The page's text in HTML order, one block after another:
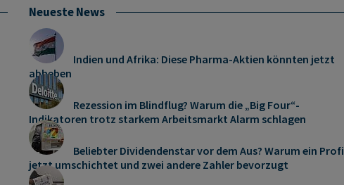
Neueste News
Indien und Afrika: Diese Pharma-Aktien könnten jetzt
abheben
Rezession im Blindflug? Warum die „Big Four“-
Indikatoren trotz starkem Arbeitsmarkt Alarm schlagen
Beliebter Dividendenstar vor dem Aus? Warum ein Profi
jetzt umschichtet und zwei andere Zahler bevorzugt